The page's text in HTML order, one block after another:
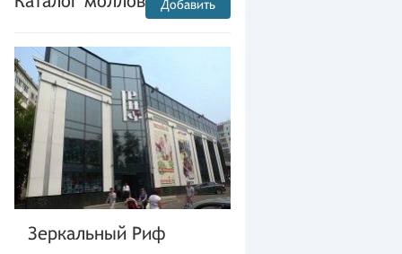
Добавить
Зеркальный Риф